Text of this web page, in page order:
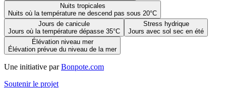
Nuits tropicales
Nuits où la température ne descend pas sous 20°C
Jours de canicule
Jours où la température dépasse 35°C
Stress hydrique
Jours avec sol sec en été
Élévation niveau mer
Élévation prévue du niveau de la mer
Une initiative par Bonpote.com
Soutenir le projet